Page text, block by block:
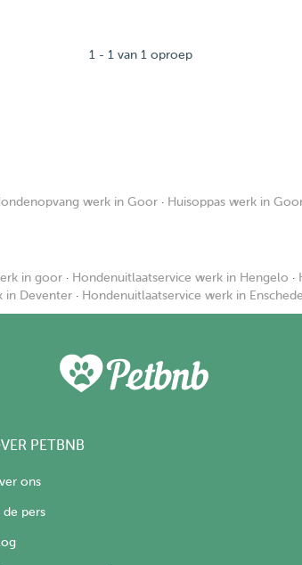
1 - 1 van 1 oproep
werk in Goor · Huisoppas werk in
in goor · Hondenuitlaatservice werk in Hengelo ·
in Deventer · Hondenuitlaatservice werk in Enschede
PETBNB
ons
de pers